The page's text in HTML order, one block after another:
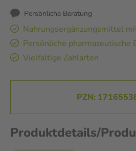
Persönliche Beratung
Nahrungsergänzungsmittel
Persönliche pharmazeutische
Vielfältige Zahlarten
PZN:
Produktdetails/